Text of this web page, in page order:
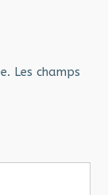
Les champs